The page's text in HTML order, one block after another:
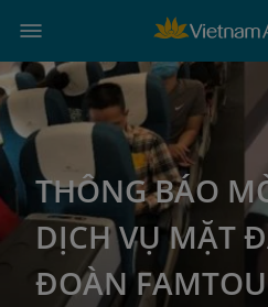
THÔNG BÁO
DỊCH VỤ MẶT
ĐOÀN